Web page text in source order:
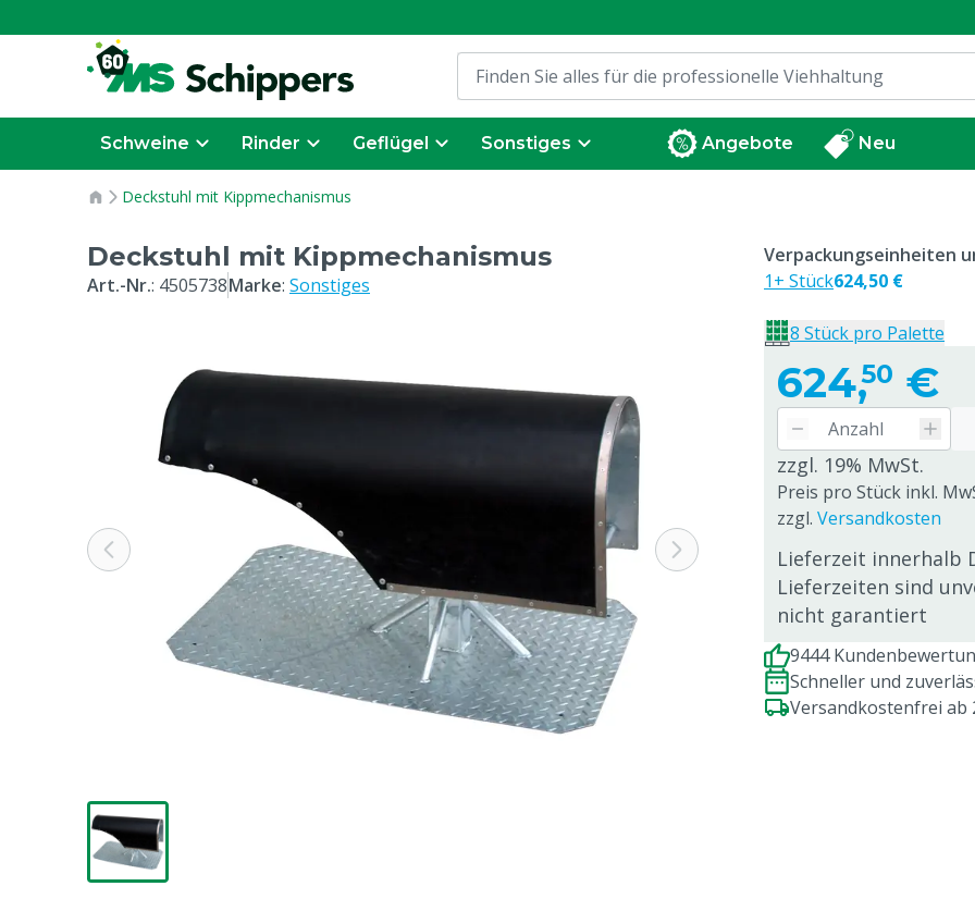
Schweine Rinder Geflügel Sonstiges Angebote Neu
Deckstuhl mit Kippmechanismus
Deckstuhl mit Kippmechanismus
Art.-Nr.: 4505738Marke: Sonstiges
624,50 €
zzgl. 19% MwSt.
Preis pro Stück inkl.
zzgl. Versandkosten
Lieferzeit innerhalb
Lieferzeiten sind
nicht garantiert
Verpackungseinheiten
1+ Stück624,50 €
8 Stück pro Palette
9444
Schneller und
Versandkostenfrei ab